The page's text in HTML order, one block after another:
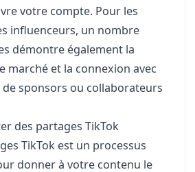
votre compte. Pour les
influenceurs, un nombre
démontre également la
marché et la connexion avec
sponsors ou collaborateurs
des partages TikTok
TikTok est un processus
donner à votre contenu le